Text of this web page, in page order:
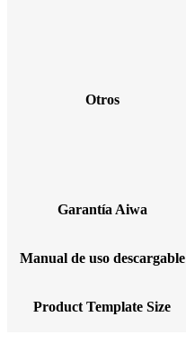
Otros
Garantía Aiwa
Manual de uso descargable
Product Template Size